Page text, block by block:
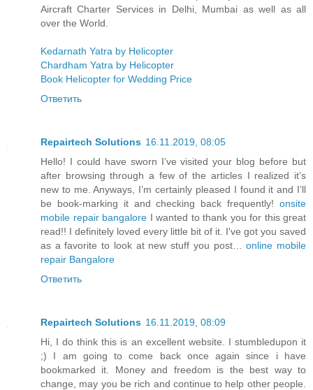
Aircraft Charter Services in Delhi, Mumbai as well as all
over the World.
Kedarnath Yatra by Helicopter
Chardham Yatra by Helicopter
Book Helicopter for Wedding Price
Ответить
Repairtech Solutions 16.11.2019, 08:05
Hello! I could have sworn I’ve visited your blog before but
after browsing through a few of the articles I realized it’s
new to me. Anyways, I’m certainly pleased I found it and I’ll
be book-marking it and checking back frequently! onsite
mobile repair bangalore I wanted to thank you for this great
read!! I definitely loved every little bit of it. I've got you saved
as a favorite to look at new stuff you post…online mobile
repair Bangalore
Ответить
Repairtech Solutions 16.11.2019, 08:09
Hi, I do think this is an excellent website. I stumbledupon it
;) I am going to come back once again since i have
bookmarked it. Money and freedom is the best way to
change, may you be rich and continue to help other people.